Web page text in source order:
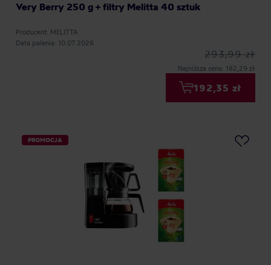
Very Berry 250 g + filtry Melitta 40 sztuk
Producent: MELITTA
Data palenia: 10.07.2026
293,99 zł
Najniższa cena: 182,29 zł
192,35 zł
PROMOCJA